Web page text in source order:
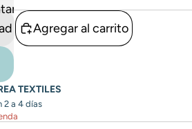
Agregar al carrito
TEXTILES
2 a 4 días